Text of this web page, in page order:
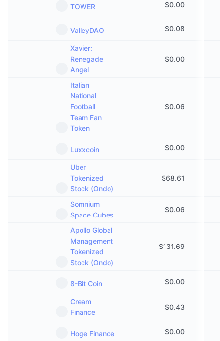
TOWER $0.00
ValleyDAO $0.08
Xavier:
Renegade
Angel
$0.00
Italian
National
Football
Team Fan
Token
$0.06
Luxxcoin $0.00
Uber
Tokenized
Stock (Ondo)
$68.61
Somnium
Space Cubes
$0.06
Apollo Global
Management
Tokenized
Stock (Ondo)
$131.69
8-Bit Coin $0.00
Cream
Finance
$0.43
Hoge Finance $0.00